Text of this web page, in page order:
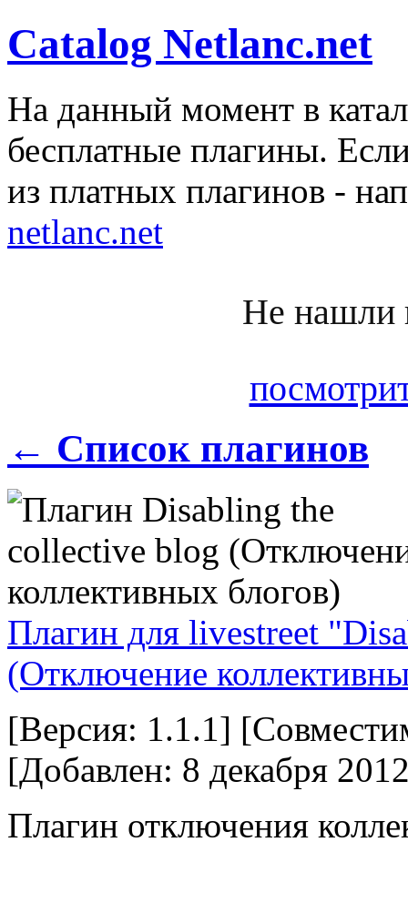
Catalog Netlanc.net
На данный момент в
бесплатные плагины.
из платных плагинов -
netlanc.net
Не нашли
← Список плагинов
Плагин для livestreet
(Отключение
[Версия: 1.1.1]
[Добавлен: 8 декабря
Плагин отключения